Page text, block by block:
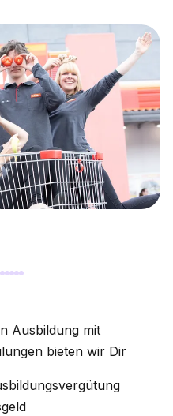
Ausbildung mit
bieten wir Dir